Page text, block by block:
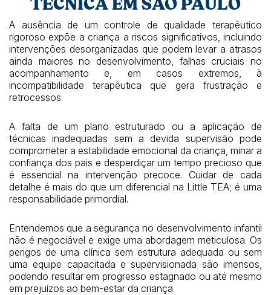
A ausência de um controle de qualidade terapêutico
rigoroso expõe a criança a riscos significativos, incluindo
intervenções desorganizadas que podem levar a atrasos
ainda maiores no desenvolvimento, falhas cruciais no
acompanhamento e, em casos extremos, à
incompatibilidade terapêutica que gera frustração e
retrocessos.
A falta de um plano estruturado ou a aplicação de
técnicas inadequadas sem a devida supervisão pode
comprometer a estabilidade emocional da criança, minar a
confiança dos pais e desperdiçar um tempo precioso que
é essencial na intervenção precoce. Cuidar de cada
detalhe é mais do que um diferencial na Little TEA; é uma
responsabilidade primordial.
Entendemos que a segurança no desenvolvimento infantil
não é negociável e exige uma abordagem meticulosa. Os
perigos de uma clínica sem estrutura adequada ou sem
uma equipe capacitada e supervisionada são imensos,
podendo resultar em progresso estagnado ou até mesmo
em prejuízos ao bem-estar da criança.